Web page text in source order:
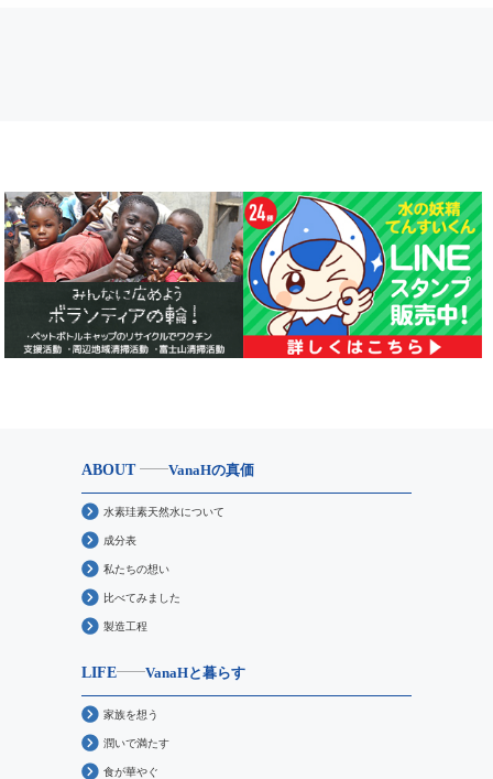
ABOUT VanaHの真価
水素珪素天然水について
成分表
私たちの想い
比べてみました
製造工程
LIFE VanaHと暮らす
家族を想う
潤いで満たす
食が華やぐ